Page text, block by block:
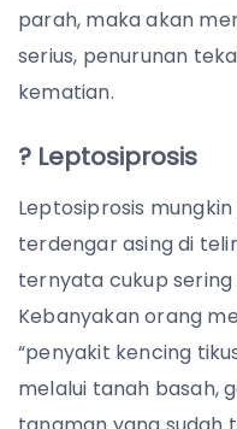
parah, maka akan
serius, penurunan
kematian.
? Leptosiprosis
Leptosiprosis
terdengar asing di
ternyata cukup sering
Kebanyakan orang
“penyakit kencing
melalui tanah basah,